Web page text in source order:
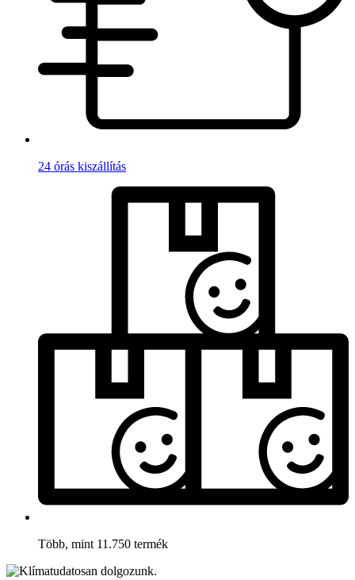
24 órás kiszállítás
Több, mint 11.750 termék